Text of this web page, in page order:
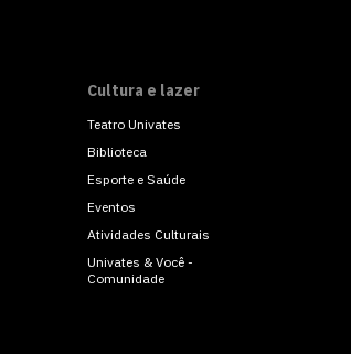
Cultura e lazer
Teatro Univates
Biblioteca
Esporte e Saúde
Eventos
Atividades Culturais
Univates & Você -
Comunidade